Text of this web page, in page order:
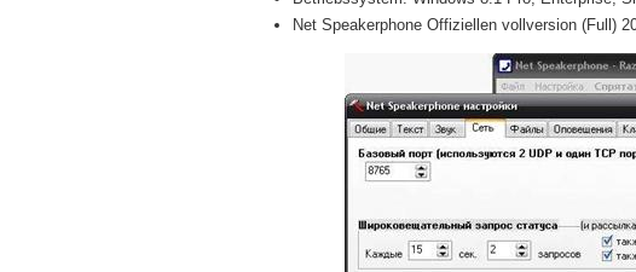
Net Speakerphone Offiziellen vollversion (Full)